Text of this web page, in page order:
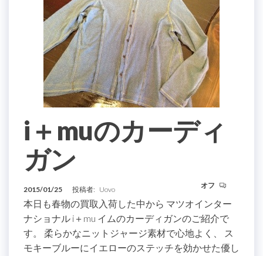
i＋muのカーディ
ガン
2015/01/25 投稿者: Uovo オフ
本日も春物の買取入荷した中から マツオインター
ナショナル i＋mu イムのカーディガンのご紹介で
す。 柔らかなニットジャージ素材で心地よく、 ス
モキーブルーにイエローのステッチを効かせた優し